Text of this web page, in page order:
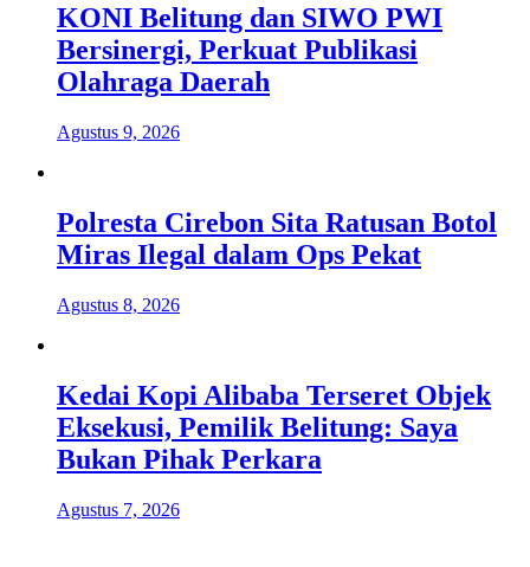
KONI Belitung dan SIWO PWI
Bersinergi, Perkuat Publikasi
Olahraga Daerah
Agustus 9, 2026
Polresta Cirebon Sita Ratusan Botol
Miras Ilegal dalam Ops Pekat
Agustus 8, 2026
Kedai Kopi Alibaba Terseret Objek
Eksekusi, Pemilik Belitung: Saya
Bukan Pihak Perkara
Agustus 7, 2026